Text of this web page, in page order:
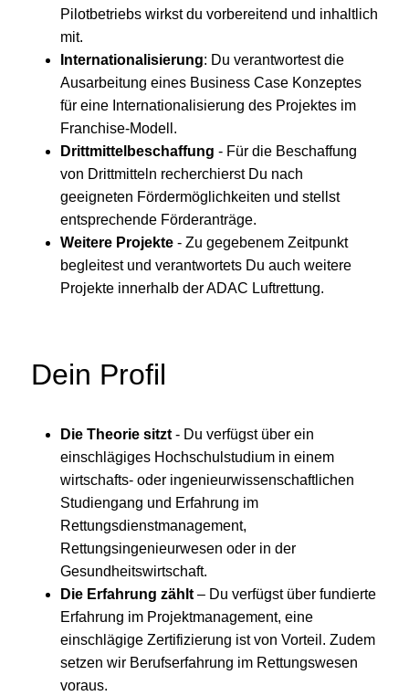
Pilotbetriebs wirkst du vorbereitend und inhaltlich
mit.
Internationalisierung: Du verantwortest die
Ausarbeitung eines Business Case Konzeptes
für eine Internationalisierung des Projektes im
Franchise-Modell.
Drittmittelbeschaffung - Für die Beschaffung
von Drittmitteln recherchierst Du nach
geeigneten Fördermöglichkeiten und stellst
entsprechende Förderanträge.
Weitere Projekte - Zu gegebenem Zeitpunkt
begleitest und verantwortets Du auch weitere
Projekte innerhalb der ADAC Luftrettung.
Dein Profil
Die Theorie sitzt - Du verfügst über ein
einschlägiges Hochschulstudium in einem
wirtschafts- oder ingenieurwissenschaftlichen
Studiengang und Erfahrung im
Rettungsdienstmanagement,
Rettungsingenieurwesen oder in der
Gesundheitswirtschaft.
Die Erfahrung zählt – Du verfügst über fundierte
Erfahrung im Projektmanagement, eine
einschlägige Zertifizierung ist von Vorteil. Zudem
setzen wir Berufserfahrung im Rettungswesen
voraus.